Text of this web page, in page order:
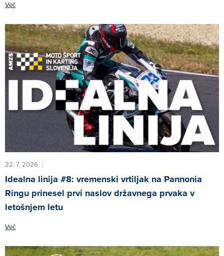
Več
22. 7. 2026 |
Idealna linija #8: vremenski vrtiljak na Pannonia
Ringu prinesel prvi naslov državnega prvaka v
letošnjem letu
Več